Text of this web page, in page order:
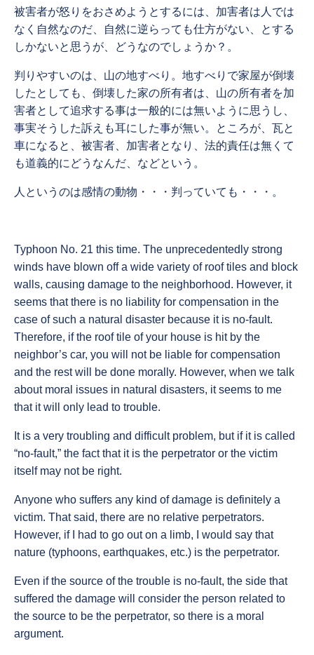
被害者が怒りをおさめようとするには、加害者は人では
なく自然なのだ、自然に逆らっても仕方がない、とする
しかないと思うが、どうなのでしょうか？。
判りやすいのは、山の地すべり。地すべりで家屋が倒壊
したとしても、倒壊した家の所有者は、山の所有者を加
害者として追求する事は一般的には無いように思うし、
事実そうした訴えも耳にした事が無い。ところが、瓦と
車になると、被害者、加害者となり、法的責任は無くて
も道義的にどうなんだ、などという。
人というのは感情の動物・・・判っていても・・・。
Typhoon No. 21 this time. The unprecedentedly strong
winds have blown off a wide variety of roof tiles and block
walls, causing damage to the neighborhood. However, it
seems that there is no liability for compensation in the
case of such a natural disaster because it is no-fault.
Therefore, if the roof tile of your house is hit by the
neighbor’s car, you will not be liable for compensation
and the rest will be done morally. However, when we talk
about moral issues in natural disasters, it seems to me
that it will only lead to trouble.
It is a very troubling and difficult problem, but if it is called
“no-fault,” the fact that it is the perpetrator or the victim
itself may not be right.
Anyone who suffers any kind of damage is definitely a
victim. That said, there are no relative perpetrators.
However, if I had to go out on a limb, I would say that
nature (typhoons, earthquakes, etc.) is the perpetrator.
Even if the source of the trouble is no-fault, the side that
suffered the damage will consider the person related to
the source to be the perpetrator, so there is a moral
argument.